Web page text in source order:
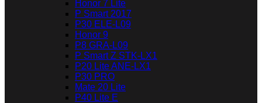
Honor 7 Lite
P Smart 2017
P30 ELE-L09
Honor 9
P8 GRA-L09
P Smart Z STK-LX1
P20 Lite ANE-LX1
P30 PRO
Mate 20 Lite
P40 Lite E